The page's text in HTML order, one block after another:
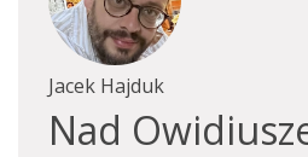
Jacek Hajduk
Nad